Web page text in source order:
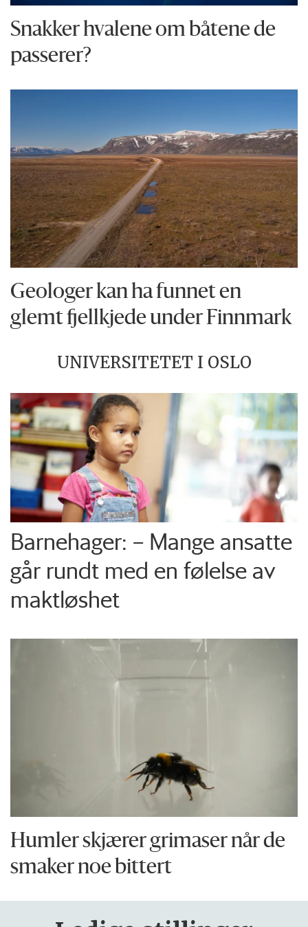
Snakker hvalene om båtene de
passerer?
Geologer kan ha funnet en
glemt fjellkjede under Finnmark
UNIVERSITETET I OSLO
Barnehager: – Mange ansatte
går rundt med en følelse av
maktløshet
Humler skjærer grimaser når de
smaker noe bittert